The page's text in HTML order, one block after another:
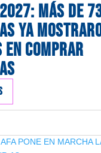
MÁS DE
YA
EN COMPRAR